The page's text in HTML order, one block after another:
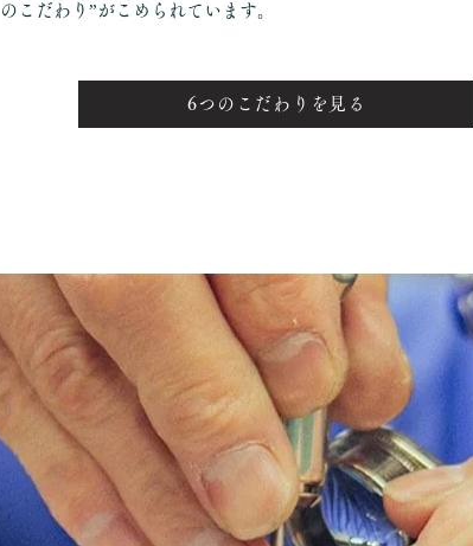
のこだわり”がこめられています。
6つのこだわりを見る